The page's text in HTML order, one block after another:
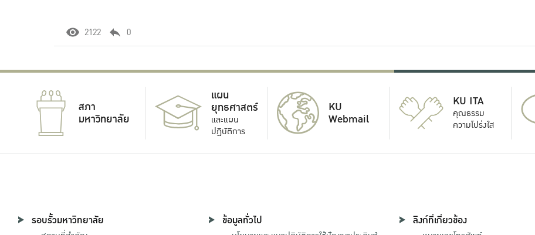
2122 0
สภา
มหาวิทยาลัย
แผน
ยุทธศาสตร์
และแผน
ปฏิบัติการ
KU
Webmail
KU ITA
คุณธรรม
ความโปร่งใส
รอบรั้วมหาวิทยาลัย ข้อมูลทั่วไป ลิงก์ที่เกี่ยวข้อง